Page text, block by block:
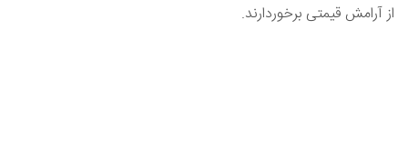
از آرامش قیمتی برخوردارند.